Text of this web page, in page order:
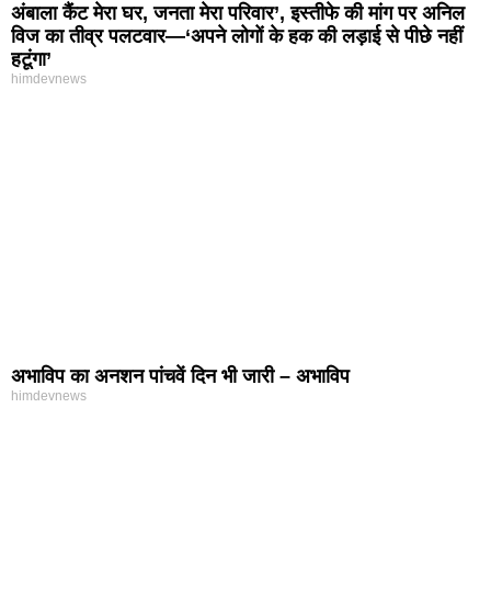
अंबाला कैंट मेरा घर, जनता मेरा परिवार’, इस्तीफे की मांग पर अनिल
विज का तीव्र पलटवार—‘अपने लोगों के हक की लड़ाई से पीछे नहीं
हटूंगा’
himdevnews
अभाविप का अनशन पांचवें दिन भी जारी – अभाविप
himdevnews